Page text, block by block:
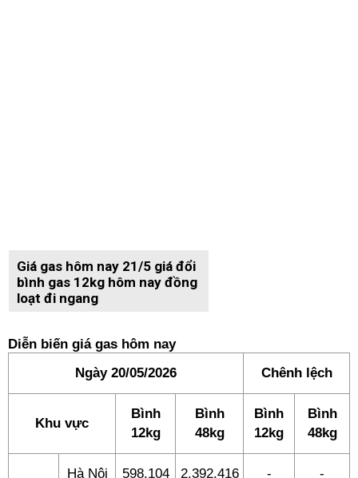
Giá gas hôm nay 21/5 giá đổi
bình gas 12kg hôm nay đồng
loạt đi ngang
Diễn biến giá gas hôm nay
Ngày 20/05/2026
Chênh lệch
Khu vực
Bình
12kg
Bình
48kg
Bình
12kg
Bình
48kg
Hà Nội 598.104 2.392.416 - -